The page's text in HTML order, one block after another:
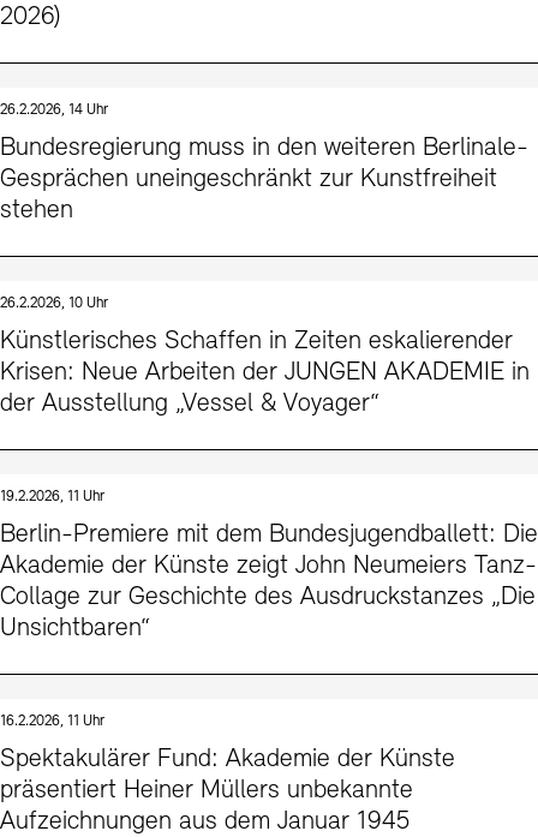
2026)
26.2.2026, 14 Uhr
Bundesregierung muss in den weiteren Berlinale-
Gesprächen uneingeschränkt zur Kunstfreiheit
stehen
26.2.2026, 10 Uhr
Künstlerisches Schaffen in Zeiten eskalierender
Krisen: Neue Arbeiten der JUNGEN AKADEMIE in
der Ausstellung „Vessel & Voyager“
19.2.2026, 11 Uhr
Berlin-Premiere mit dem Bundesjugendballett: Die
Akademie der Künste zeigt John Neumeiers Tanz-
Collage zur Geschichte des Ausdruckstanzes „Die
Unsichtbaren“
16.2.2026, 11 Uhr
Spektakulärer Fund: Akademie der Künste
präsentiert Heiner Müllers unbekannte
Aufzeichnungen aus dem Januar 1945